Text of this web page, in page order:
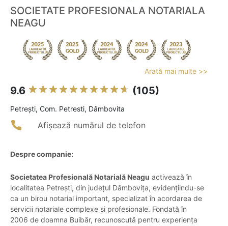
SOCIETATE PROFESIONALA NOTARIALA
NEAGU
Arată mai multe >>
9.6 (105)
Petreşti, Com. Petresti, Dâmbovita
Afișează numărul de telefon
Despre companie:
Societatea Profesională Notarială Neagu activează în
localitatea Petrești, din județul Dâmbovița, evidențiindu-se
ca un birou notarial important, specializat în acordarea de
servicii notariale complexe și profesionale. Fondată în
2006 de doamna Buibăr, recunoscută pentru experiența